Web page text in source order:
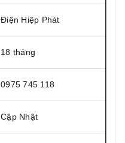
Điện Hiệp Phát
18 tháng
0975 745 118
Cập Nhật